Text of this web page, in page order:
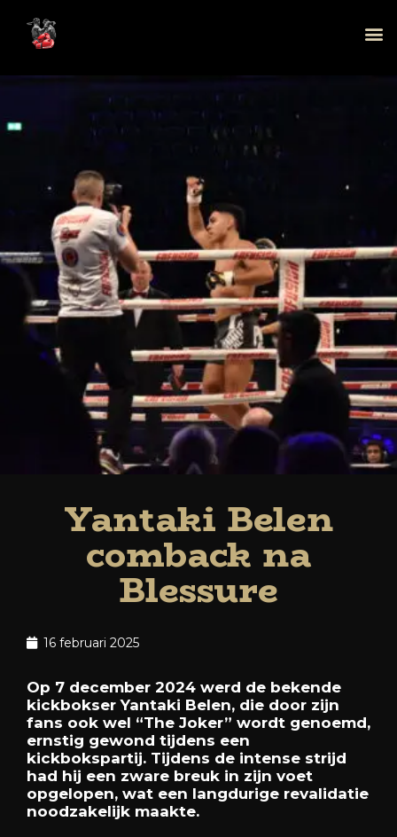
Yantaki Belen
comback na
Blessure
16 februari 2025
Op 7 december 2024 werd de bekende
kickbokser Yantaki Belen, die door zijn
fans ook wel “The Joker” wordt genoemd,
ernstig gewond tijdens een
kickbokspartij. Tijdens de intense strijd
had hij een zware breuk in zijn voet
opgelopen, wat een langdurige revalidatie
noodzakelijk maakte.